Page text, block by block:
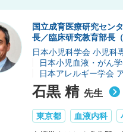
国立成育医療研究セン
長／臨床研究教育部長
日本小児科学会 小児科
日本小児血液・がん
日本アレルギー学会
石黒 精 先生
東京都 血液内科